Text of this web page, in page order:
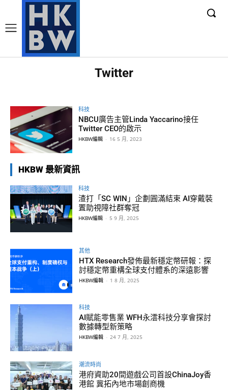
Twitter
科技
NBCU廣告主管Linda Yaccarino接任
Twitter CEO的啟示
HKBW編輯 - 16 5 月, 2023
HKBW 最新資訊
科技
渣打「SC WIN」企劃圓滿結束 AI穿戴裝
置助視障社群奪冠
HKBW編輯 - 5 9 月, 2025
其他
HTX Research發佈最新穩定幣研報：探
討穩定幣重構全球支付體系的深遠影響
HKBW編輯 - 1 8 月, 2025
科技
AI賦能零售業 WFH永澐科技分享會探討
數據轉型新策略
HKBW編輯 - 24 7 月, 2025
潮流時尚
港府資助20間遊戲公司首設ChinaJoy香
港館 冀拓內地市場創商機